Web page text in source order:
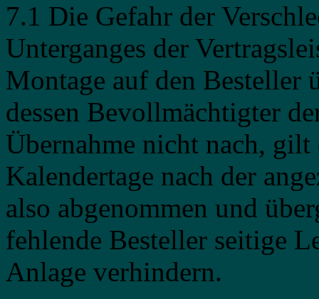
7.1 Die Gefahr der
Unterganges der
Montage auf den Besteller
dessen Bevollmächtigter
Übernahme nicht nach,
Kalendertage nach der
also abgenommen und
fehlende Besteller seitige
Anlage verhindern.